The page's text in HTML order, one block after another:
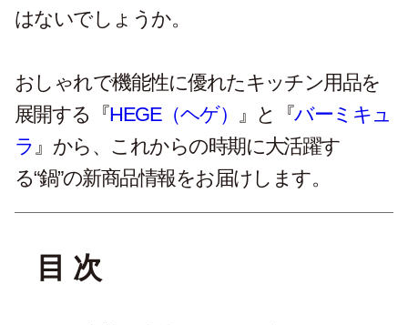
はないでしょうか。
おしゃれで機能性に優れたキッチン用品を
展開する『HEGE（ヘゲ） 』と『バーミキュ
ラ』から、これからの時期に大活躍す
る“鍋”の新商品情報をお届けします。
目 次